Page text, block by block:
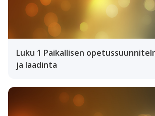
Luku 1 Paikallisen
ja laadinta